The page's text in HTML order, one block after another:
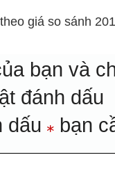
giá so sánh
bạn và
đánh dấu
dấu bạn